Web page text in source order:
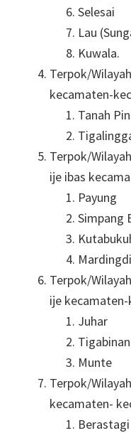
Selesai
Lau
Kuwala.
Terpok/
kecamaten-
Tanah
Terpok/
ije ibas
Payung
Simpang
Terpok/
ije
Juhar
Munte
Terpok/
kecamaten-
Berastagi